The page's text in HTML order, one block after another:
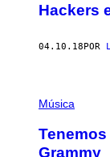
Hackers
04.10.18POR
Música
Grammy